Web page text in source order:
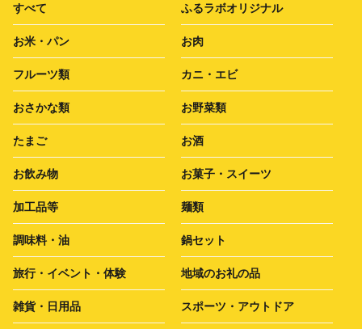
すべて ふるラボオリジナル
お米・パン お肉
フルーツ類 カニ・エビ
おさかな類 お野菜類
たまご お酒
お飲み物 お菓子・スイーツ
加工品等 麺類
調味料・油 鍋セット
旅行・イベント・体験 地域のお礼の品
雑貨・日用品 スポーツ・アウトドア